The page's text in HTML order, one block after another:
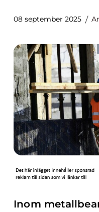
08 september 2025
Inom